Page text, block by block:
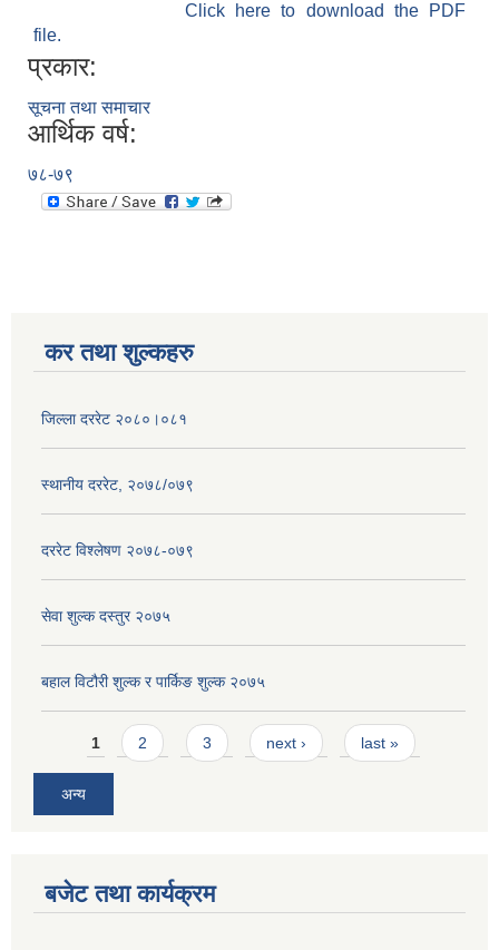
Click here to download the PDF
file.
प्रकार:
सूचना तथा समाचार
आर्थिक वर्ष:
७८-७९
कर तथा शुल्कहरु
जिल्ला दररेट २०८०।०८१
स्थानीय दररेट, २०७८/०७९
दररेट विश्लेषण २०७८-०७९
सेवा शुल्क दस्तुर २०७५
बहाल विटौरी शुल्क र पार्किङ शुल्क २०७५
Pages
1 2 3 next › last »
अन्य
बजेट तथा कार्यक्रम